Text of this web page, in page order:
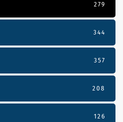
279
344
357
208
126